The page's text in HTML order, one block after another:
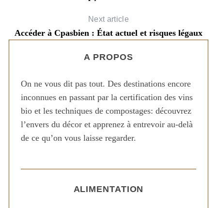
Next article
Accéder à Cpasbien : État actuel et risques légaux
A PROPOS
On ne vous dit pas tout. Des destinations encore
inconnues en passant par la certification des vins
bio et les techniques de compostages: découvrez
l’envers du décor et apprenez à entrevoir au-delà
de ce qu’on vous laisse regarder.
ALIMENTATION